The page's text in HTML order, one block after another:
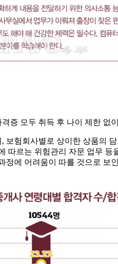
증 모두 취득 후 나이 제한
험회사별로 상이한 상품의
르는 위험관리 자문 업무
정에 어려움이 따를 것으로 보